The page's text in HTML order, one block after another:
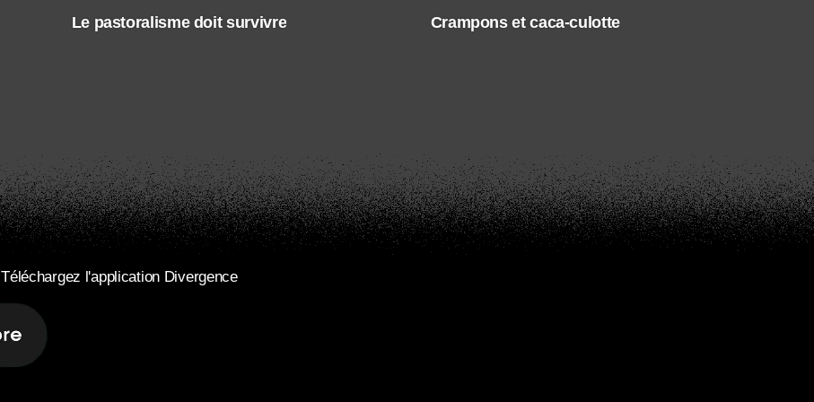
Le pastoralisme doit survivre Crampons et caca-culotte
Téléchargez l'application Divergence